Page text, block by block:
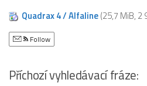
Quadrax 4 / Alfaline(25,7 MiB, 2
Follow
Příchozí vyhledávací fráze: